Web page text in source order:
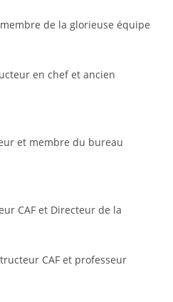
de la glorieuse équipe
en chef et ancien
et membre du bureau
CAF et Directeur de la
CAF et professeur